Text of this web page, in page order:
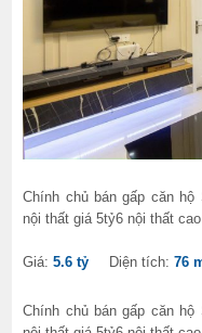
Chính chủ bán gấp căn hộ
nội thất giá 5tỷ6 nội thất
Giá:5.6 tỷ Diện tích:76
Chính chủ bán gấp căn hộ